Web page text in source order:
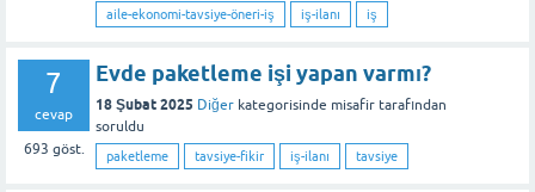
aile-ekonomi-tavsiye-öneri-iş iş-ilanı iş
7
cevap
693 göst.
Evde paketleme işi yapan varmı?
18 Şubat 2025 Diğer kategorisinde misafir tarafından
soruldu
paketleme tavsiye-fikir iş-ilanı tavsiye